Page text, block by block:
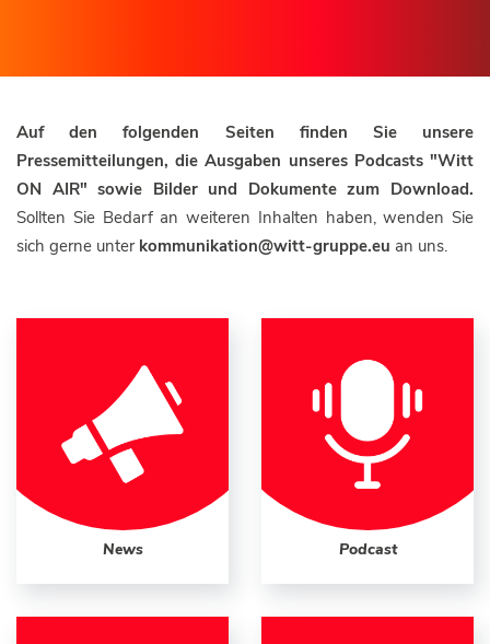
Auf den folgenden Seiten finden Sie unsere
Pressemitteilungen, die Ausgaben unseres Podcasts "Witt
ON AIR" sowie Bilder und Dokumente zum Download.
Sollten Sie Bedarf an weiteren Inhalten haben, wenden Sie
sich gerne unter kommunikation@witt-gruppe.eu an uns.
News Podcast